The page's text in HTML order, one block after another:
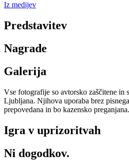
Iz medijev
Predstavitev
Nagrade
Galerija
Vse fotografije so avtorsko zaščitene in
Ljubljana. Njihova uporaba brez
prepovedana in bo kazensko preganjana.
Igra v uprizoritvah
Ni dogodkov.